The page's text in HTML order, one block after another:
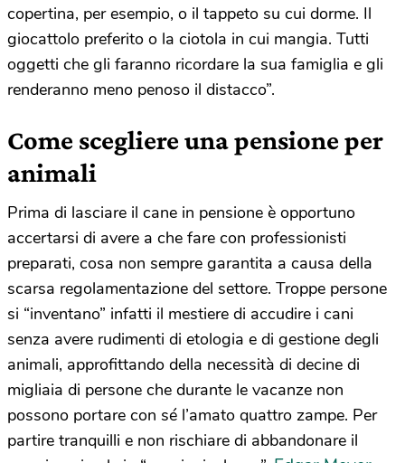
copertina, per esempio, o il tappeto su cui dorme. Il
giocattolo preferito o la ciotola in cui mangia. Tutti
oggetti che gli faranno ricordare la sua famiglia e gli
renderanno meno penoso il distacco”.
Come scegliere una pensione per
animali
Prima di lasciare il cane in pensione è opportuno
accertarsi di avere a che fare con professionisti
preparati, cosa non sempre garantita a causa della
scarsa regolamentazione del settore. Troppe persone
si “inventano” infatti il mestiere di accudire i cani
senza avere rudimenti di etologia e di gestione degli
animali, approfittando della necessità di decine di
migliaia di persone che durante le vacanze non
possono portare con sé l’amato quattro zampe. Per
partire tranquilli e non rischiare di abbandonare il